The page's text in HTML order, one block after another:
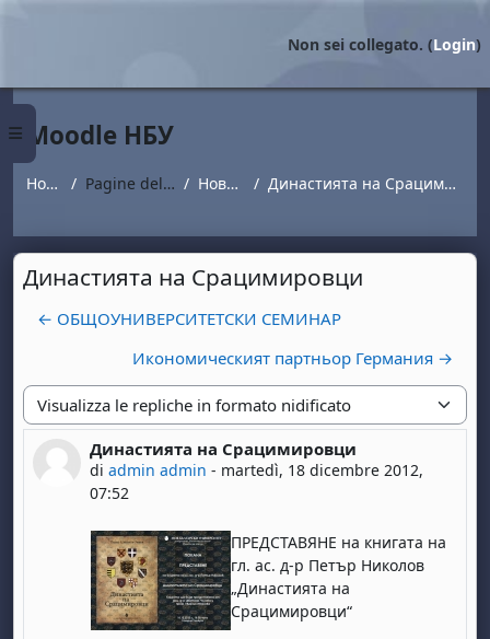
Pannello laterale
Non sei collegato. (Login)
Moodle НБУ
Home Pagine del sito Новини Династията на Срацимировци
Династията на Срацимировци
← ОБЩОУНИВЕРСИТЕТСКИ СЕМИНАР
Икономическият партньор Германия →
Modalità visualizzazione
Династията на Срацимировци
di admin admin - martedì, 18 dicembre 2012,
07:52
Numero di risposte: 0
ПРЕДСТАВЯНЕ на книгата на
гл. ас. д-р Петър Николов
„Династията на
Срацимировци“